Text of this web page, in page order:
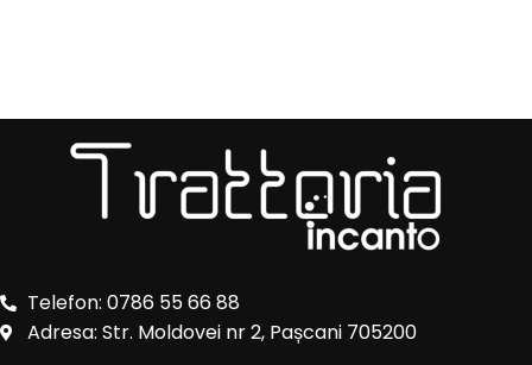
Telefon: 0786 55 66 88
Adresa: Str. Moldovei nr 2, Pașcani 705200